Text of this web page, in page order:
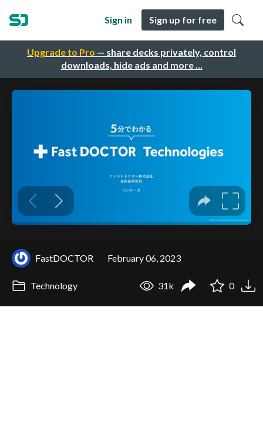
Upgrade to Pro — share decks privately, control
downloads, hide ads and more …
Sign in Sign up for free
FastDOCTOR February 06, 2023
Technology 31k 0